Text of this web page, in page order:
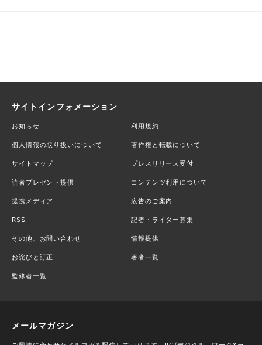
サイトインフォメーション
お知らせ 利用規約
個人情報の取り扱いについて 著作権と転載について
サイトマップ プレスリリース受付
読者プレゼント提供 コンテンツ利用について
提携メディア 広告のご案内
RSS 記者・ライター募集
その他、お問い合わせ 情報提供
お詫びと訂正 著者一覧
監修者一覧
メールマガジン